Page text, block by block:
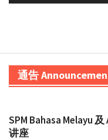
通告
SPM Bahasa Melayu
讲座